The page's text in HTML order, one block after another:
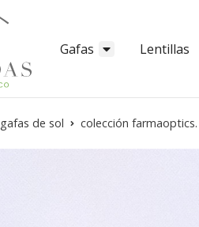
Gafas Lentillas
gafas de sol colección farmaoptics.